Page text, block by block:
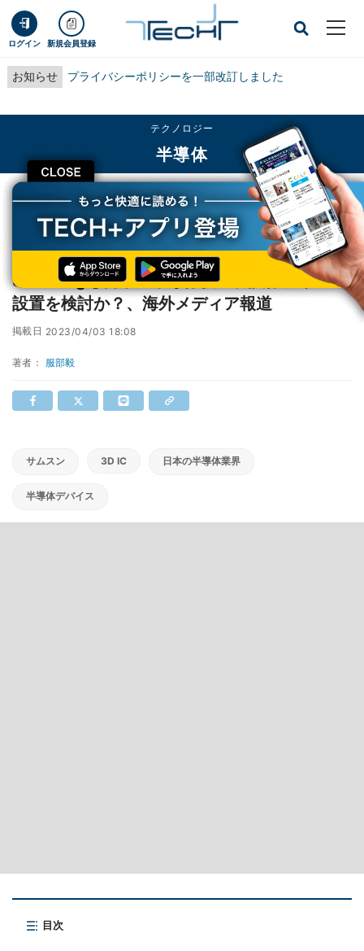
ログイン 新規会員登録
お知らせ プライバシーポリシーを一部改訂しました
CLOSE
テクノロジー
半導体
TECH+ テクノロジー
半導体
Samsungも日本に半導体後工程試作ラインの設置を検討か？、海外メディア報
Samsungも日本に半導体後工程試作ラインの
設置を検討か？、海外メディア報道
掲載日 2023/04/03 18:08
著者： 服部毅
サムスン 3D IC 日本の半導体業界
半導体デバイス
目次